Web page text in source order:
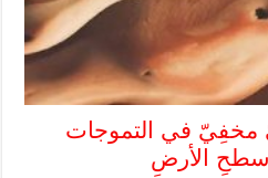
مخفِيّ في التموجات
سطحِ الأرضِ